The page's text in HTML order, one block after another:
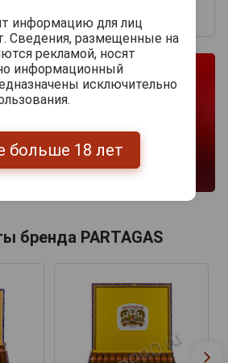
бренда PARTAGAS
информацию для лиц
Сведения, размещенные на
рекламой, носят
информационный
исключительно
больше 18 лет